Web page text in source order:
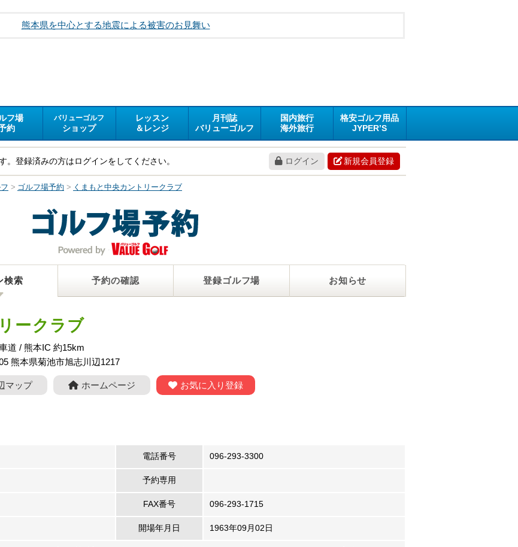
熊本県を中心とする地震による被害のお見舞い
フ場
約
バリューゴルフ
ショップ
レッスン
＆レンジ
月刊誌
バリューゴルフ
国内旅行
海外旅行
格安ゴルフ用品
JYPER’S
登録済みの方はログインをしてください。 ログイン 新規会員登録
> ゴルフ場予約 > くまもと中央カントリークラブ
検索 予約の確認 登録ゴルフ場 お知らせ
ークラブ
道 / 熊本IC 約15km
熊本県菊池市旭志川辺1217
マップ ホームページ お気に入り登録
電話番号 096-293-3300
予約専用
FAX番号 096-293-1715
開場年月日 1963年09月02日